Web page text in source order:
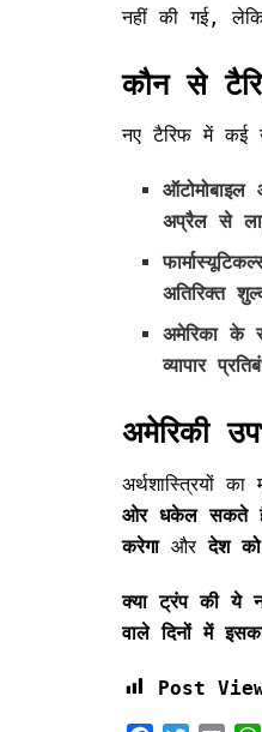
नहीं की गई,
कौन से
नए टैरिफ में कई
ऑटोमोबाइल
अप्रैल से
अतिरिक्त
अमेरिका के
व्यापार
अमेरिकी
अर्थशास्त्रियों
ओर धकेल सकते
करेगाऔरदेश को
क्या ट्रंप की ये
वाले दिनों में
Post